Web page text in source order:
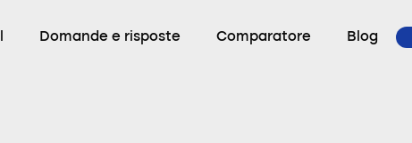
Domande e risposte Comparatore Blog